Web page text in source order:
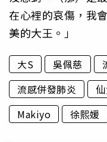
在心裡的哀傷，我
美的大王。」
大S 吳佩慈
流感併發肺炎
Makiyo
徐熙媛